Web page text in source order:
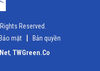
Reserved.
Bảo mật
Bản quyền
, TWGreen.Co